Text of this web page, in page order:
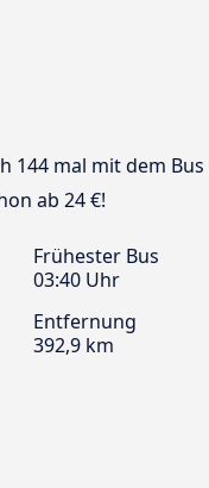
144 mal mit dem
ab 24 €!
Frühester Bus
03:40 Uhr
Entfernung
392,9 km